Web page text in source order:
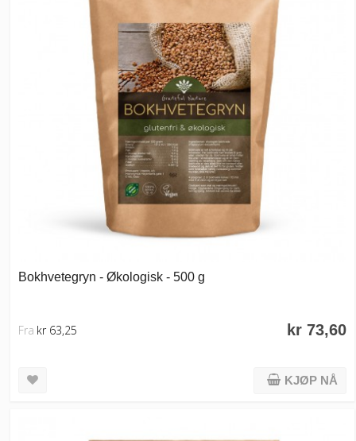
Bokhvetegryn - Økologisk - 500 g
kr 73,60
Fra kr 63,25
KJØP NÅ